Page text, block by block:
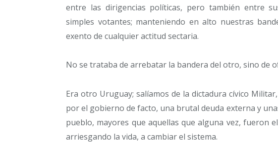
entre las dirigencias políticas, pero también entre
simples votantes; manteniendo en alto nuestras
exento de cualquier actitud sectaria.
No se trataba de arrebatar la bandera del otro, sino de
Era otro Uruguay; salíamos de la dictadura cívico
por el gobierno de facto, una brutal deuda externa y
pueblo, mayores que aquellas que alguna vez, fueron
arriesgando la vida, a cambiar el sistema.